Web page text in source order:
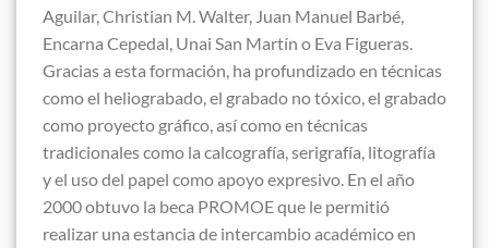
Aguilar, Christian M. Walter, Juan Manuel Barbé,
Encarna Cepedal, Unai San Martín o Eva Figueras.
Gracias a esta formación, ha profundizado en técnicas
como el heliograbado, el grabado no tóxico, el grabado
como proyecto gráfico, así como en técnicas
tradicionales como la calcografía, serigrafía, litografía
y el uso del papel como apoyo expresivo. En el año
2000 obtuvo la beca PROMOE que le permitió
realizar una estancia de intercambio académico en